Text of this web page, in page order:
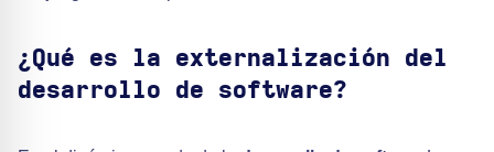
¿Qué es la externalización del
desarrollo de software?